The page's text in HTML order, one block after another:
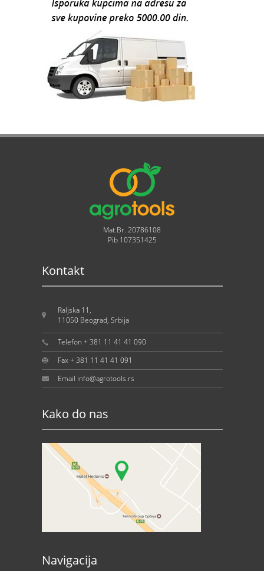
Mat.Br. 20786108
Pib 107351425
Kontakt
Raljska 11,
11050 Beograd, Srbija
Telefon + 381 11 41 41 090
Fax + 381 11 41 41 091
Email info@agrotools.rs
Kako do nas
Navigacija